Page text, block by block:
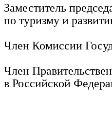
Заместитель
по туризму и
Член Комиссии
Член
в Российской